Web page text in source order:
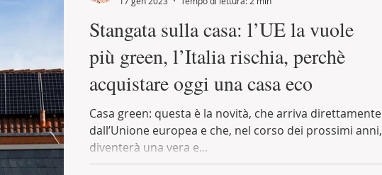
Stangata sulla casa: l’UE la vuole
più green, l’Italia rischia, perchè
acquistare oggi una casa eco
Casa green: questa è la novità, che arriva direttamente
dall’Unione europea e che, nel corso dei prossimi anni,
diventerà una vera e...